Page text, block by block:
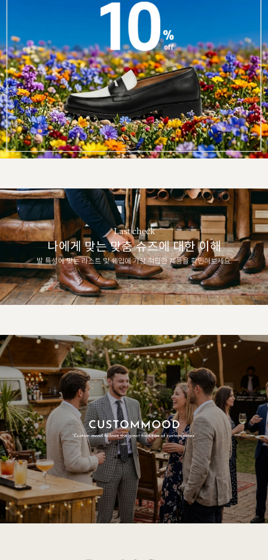
Last check
나에게 맞는 맞춤 슈즈에 대한 이해
발 특성에 맞는 라스트 및 쉐입에 가장 적합한 제품을 확인해보세요.